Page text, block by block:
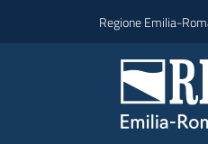
Regione Emilia-